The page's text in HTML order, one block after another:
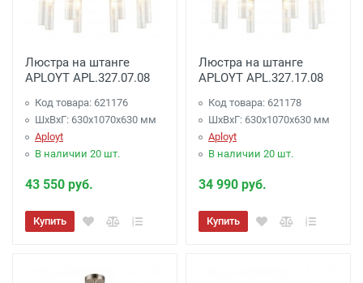
Люстра на штанге
APLOYT APL.327.07.08
Код товара: 621176
ШхВхГ: 630x1070x630 мм
Aployt
В наличии 20 шт.
43 550 руб.
Купить
Люстра на штанге
APLOYT APL.327.17.08
Код товара: 621178
ШхВхГ: 630x1070x630 мм
Aployt
В наличии 20 шт.
34 990 руб.
Купить